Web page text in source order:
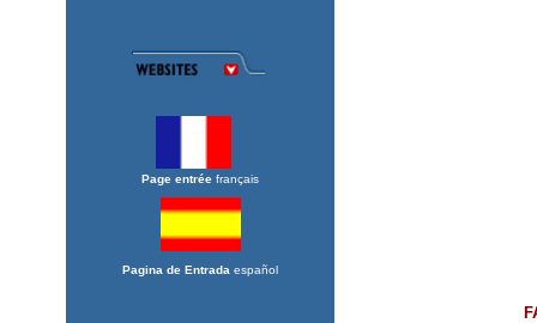
Page entrée français
Pagina de Entrada español